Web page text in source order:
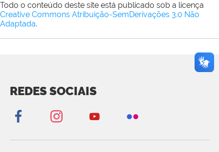
Todo o conteúdo deste site está publicado sob a licença
Creative Commons Atribuição-SemDerivações 3.0 Não
Adaptada.
REDES SOCIAIS